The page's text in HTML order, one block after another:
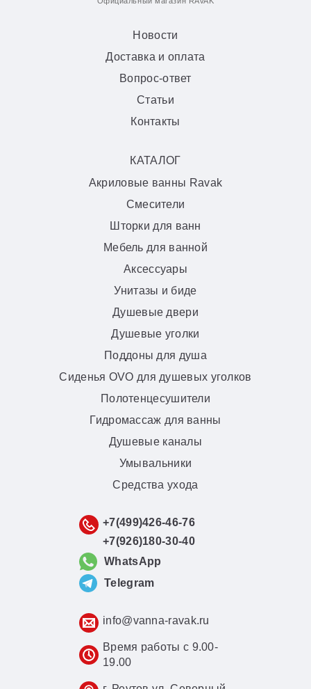
Новости
Доставка и оплата
Вопрос-ответ
Статьи
Контакты
КАТАЛОГ
Акриловые ванны Ravak
Смесители
Шторки для ванн
Мебель для ванной
Аксессуары
Унитазы и биде
Душевые двери
Душевые уголки
Поддоны для душа
Сиденья OVO для душевых уголков
Полотенцесушители
Гидромассаж для ванны
Душевые каналы
Умывальники
Средства ухода
+7(499)426-46-76
+7(926)180-30-40
WhatsApp
Telegram
info@vanna-ravak.ru
Время работы с 9.00-
19.00